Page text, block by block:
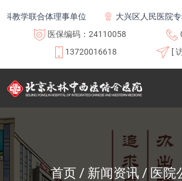
学联合体理事单位
大兴区人民医院专科
医保编码：24110058
13720016618
[
首页 新闻资讯 医院